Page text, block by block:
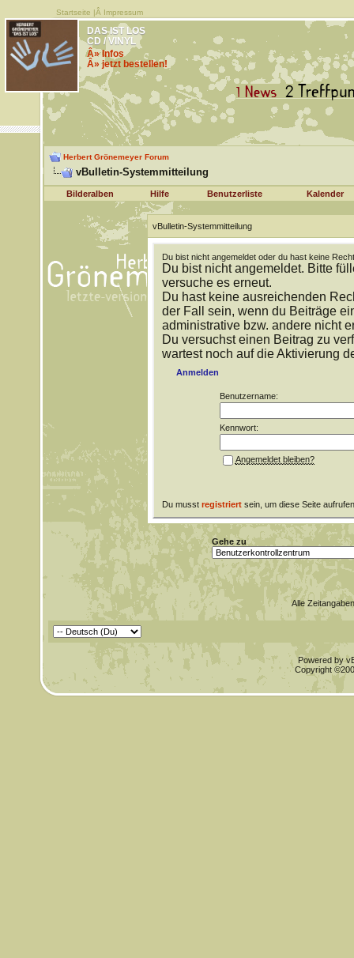
Startseite |Â Impressum
DAS IST LOS
CD / VINYL
Â» Infos
Â» jetzt bestellen!
Herbert Grönemeyer Forum
vBulletin-Systemmitteilung
Bilderalben Hilfe Benutzerliste Kalender
vBulletin-Systemmitteilung
Du bist nicht angemeldet oder du hast keine
Du bist nicht angemeldet. Bitte
versuche es erneut.
Du hast keine ausreichenden
der Fall sein, wenn du Beiträge
administrative bzw. andere nicht
Du versuchst einen Beitrag zu
wartest noch auf die Aktivierung
Anmelden
Benutzername:
Kennwort:
Angemeldet bleiben?
Du musst registriertsein, um diese Seite
Gehe zu
Alle
Powered by
Copyright